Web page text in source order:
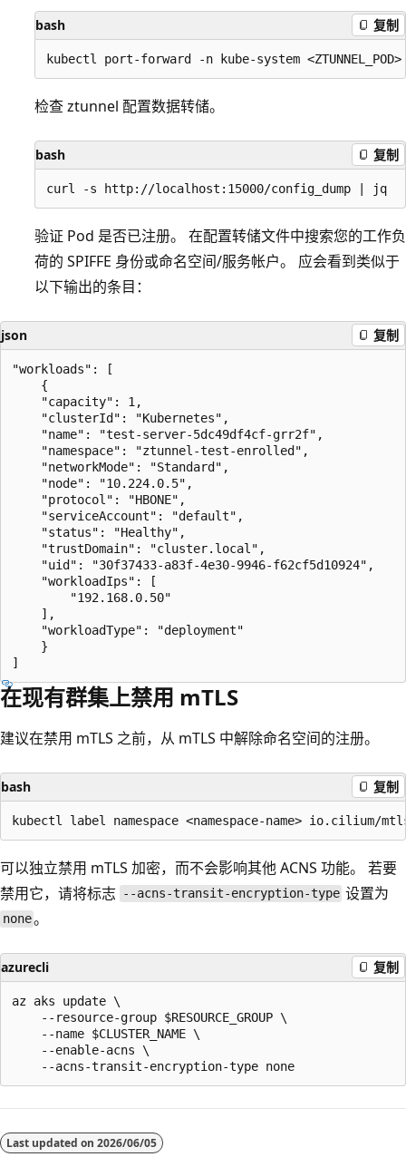
bash 复制
检查 ztunnel 配置数据转储。
bash 复制
验证 Pod 是否已注册。 在配置转储文件中搜索您的工作负
荷的 SPIFFE 身份或命名空间/服务帐户。 应会看到类似于
以下输出的条目：
json 复制
"workloads": [
    {
    "capacity": 1,
    "clusterId": "Kubernetes",
    "name": "test-server-5dc49df4cf-grr2f",
    "namespace": "ztunnel-test-enrolled",
    "networkMode": "Standard",
    "node": "10.224.0.5",
    "protocol": "HBONE",
    "serviceAccount": "default",
    "status": "Healthy",
    "trustDomain": "cluster.local",
    "uid": "30f37433-a83f-4e30-9946-f62cf5d10924",
    "workloadIps": [
        "192.168.0.50"
    ],
    "workloadType": "deployment"
    }
在现有群集上禁用 mTLS
建议在禁用 mTLS 之前，从 mTLS 中解除命名空间的注册。
bash 复制
可以独立禁用 mTLS 加密，而不会影响其他 ACNS 功能。 若要
禁用它，请将标志 --acns-transit-encryption-type 设置为
none。
azurecli 复制
az aks update \
    --resource-group $RESOURCE_GROUP \
    --name $CLUSTER_NAME \
    --enable-acns \
Last updated on 2026/06/05